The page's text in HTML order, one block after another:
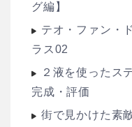
グ編】
テオ・ファン・
ラス02
２液を使ったス
完成・評価
街で見かけた素